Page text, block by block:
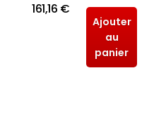
161,16 €
Ajouter
au
panier